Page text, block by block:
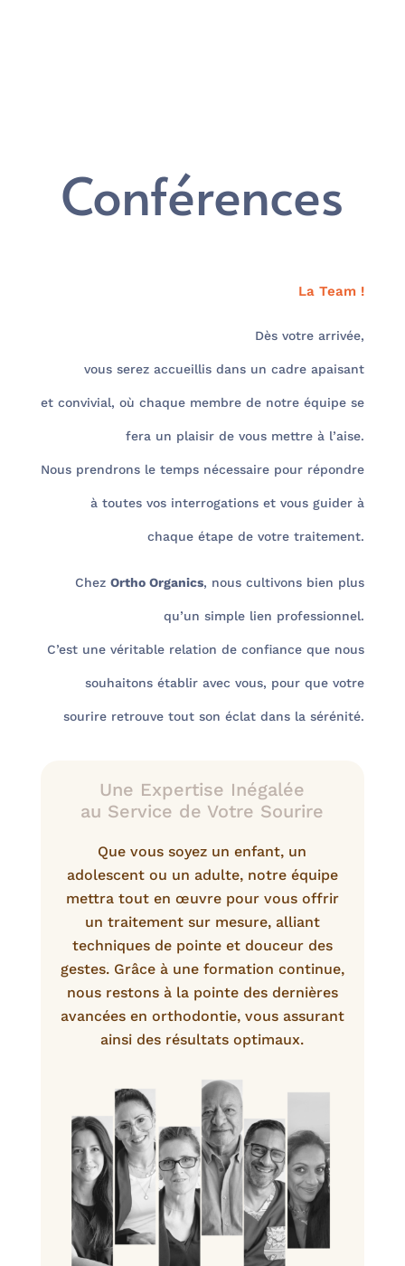
Conférences
La Team !
Dès votre arrivée,
vous serez accueillis dans un cadre apaisant
et convivial, où chaque membre de notre équipe se
fera un plaisir de vous mettre à l’aise.
Nous prendrons le temps nécessaire pour répondre
à toutes vos interrogations et vous guider à
chaque étape de votre traitement.
ChezOrtho Organics, nous cultivons bien plus
qu’un simple lien professionnel.
C’est une véritable relation de confiance que nous
souhaitons établir avec vous, pour que votre
sourire retrouve tout son éclat dans la sérénité.
Une Expertise Inégalée
au Service de Votre Sourire
Que vous soyez un enfant, un
adolescent ou un adulte, notre équipe
mettra tout en œuvre pour vous offrir
un traitement sur mesure, alliant
techniques de pointe et douceur des
gestes. Grâce à une formation continue,
nous restons à la pointe des dernières
avancées en orthodontie, vous assurant
ainsi des résultats optimaux.